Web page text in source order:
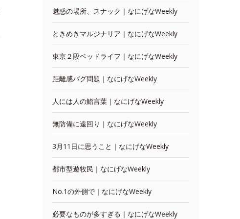
魅惑の場所、スナック｜なにげなWeekly
ときめきマルジナリア｜なにげなWeekly
東京２段ベッドライフ｜なにげなWeekly
距離感バグ問題｜なにげなWeekly
人には人の鮨言葉｜なにげなWeekly
無防備に遠回り｜なにげなWeekly
3月11日に思うこと｜なにげなWeekly
都市型遊牧民｜なにげなWeekly
No.1の外側で｜なにげなWeekly
必要なものが多すぎる｜なにげなWeekly